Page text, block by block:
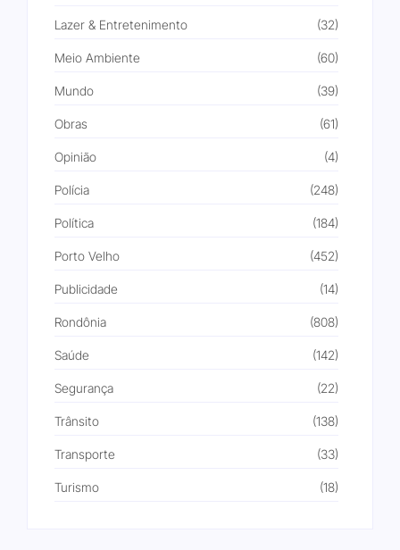
Lazer & Entretenimento (32)
Meio Ambiente (60)
Mundo (39)
Obras (61)
Opinião (4)
Polícia (248)
Política (184)
Porto Velho (452)
Publicidade (14)
Rondônia (808)
Saúde (142)
Segurança (22)
Trânsito (138)
Transporte (33)
Turismo (18)